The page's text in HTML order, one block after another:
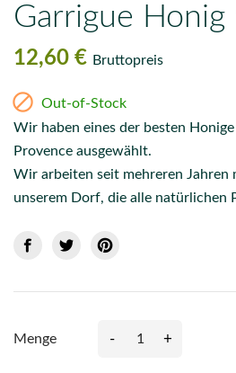
Garrigue
12,60 € Bruttopreis
 Out-of-Stock
Wir haben eines der besten
Provence ausgewählt.
Wir arbeiten seit mehreren Jahren
unserem Dorf, die alle natürlichen
Menge - +